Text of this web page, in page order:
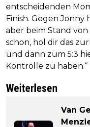
entscheidenden
Finish. Gegen Jonny
aber beim Stand von
schon, hol dir das
und dann zum 5:3
Kontrolle zu haben.“
Weiterlesen
Van